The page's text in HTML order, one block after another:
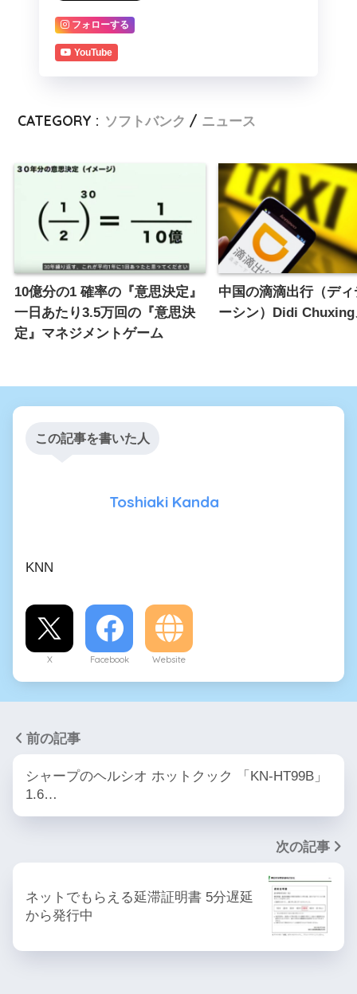
フォローする
YouTube
CATEGORY : ソフトバンク ニュース
10億分の1 確率の『意思決定』
一日あたり3.5万回の『意思決
定』マネジメントゲーム
中国の滴滴出行（デ
ーシン）Didi Chuxing
この記事を書いた人
Toshiaki Kanda
KNN
X Facebook Website
前の記事
シャープのヘルシオ ホットクック 「KN-HT99B」
1.6…
次の記事
ネットでもらえる延滞証明書 5分遅延
から発行中